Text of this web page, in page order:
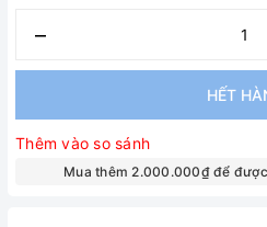
–
HẾT
Thêm vào so sánh
Mua thêm 2.000.000₫ để